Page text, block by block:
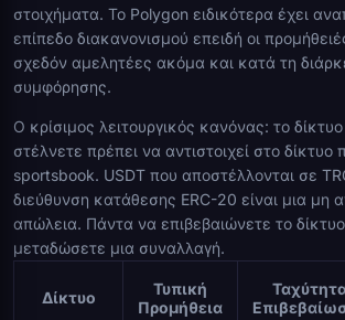
στοιχήματα. Το Polygon ειδικότερα έχει
επίπεδο διακανονισμού επειδή οι
σχεδόν αμελητέες ακόμα και κατά τη
συμφόρησης.
Ο κρίσιμος λειτουργικός κανόνας: το
στέλνετε πρέπει να αντιστοιχεί στο δίκτυο
sportsbook. USDT που αποστέλλονται σε
διεύθυνση κατάθεσης ERC-20 είναι μια μη
απώλεια. Πάντα να επιβεβαιώνετε το
μεταδώσετε μια συναλλαγή.
Δίκτυο
Τυπική
Προμήθεια